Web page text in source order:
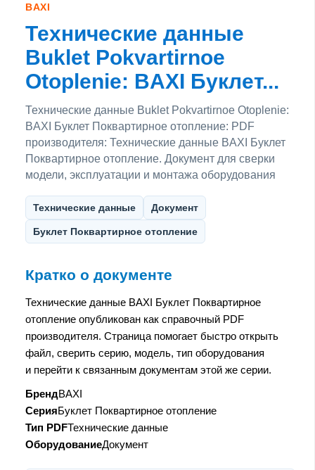
BAXI
Технические данные
Buklet Pokvartirnoe
Otoplenie: BAXI Буклет...
Технические данные Buklet Pokvartirnoe Otoplenie:
BAXI Буклет Поквартирное отопление: PDF
производителя: Технические данные BAXI Буклет
Поквартирное отопление. Документ для сверки
модели, эксплуатации и монтажа оборудования
Технические данные Документ
Буклет Поквартирное отопление
Кратко о документе
Технические данные BAXI Буклет Поквартирное
отопление опубликован как справочный PDF
производителя. Страница помогает быстро открыть
файл, сверить серию, модель, тип оборудования
и перейти к связанным документам этой же серии.
БрендBAXI
СерияБуклет Поквартирное отопление
Тип PDFТехнические данные
ОборудованиеДокумент